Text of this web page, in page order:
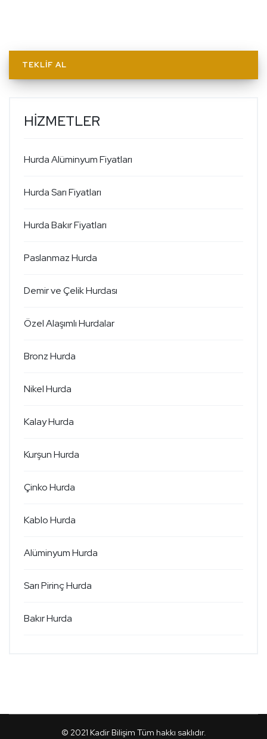
TEKLIF AL
HİZMETLER
Hurda Alüminyum Fiyatları
Hurda Sarı Fiyatları
Hurda Bakır Fiyatları
Paslanmaz Hurda
Demir ve Çelik Hurdası
Özel Alaşımlı Hurdalar
Bronz Hurda
Nikel Hurda
Kalay Hurda
Kurşun Hurda
Çinko Hurda
Kablo Hurda
Alüminyum Hurda
Sarı Pirinç Hurda
Bakır Hurda
© 2021 Kadir Bilişim Tüm hakkı saklıdır.